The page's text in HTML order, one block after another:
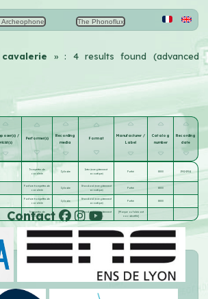
Archeophone The Phonoflux
» : 4 results found (advanced
/
Performer(s)
Recording
media
Format
Manufacturer /
Label
Catalog
number
Recording
date
Trompettes de
cavalerie
Cylindre
Inter (enregistrement
acoustique)
Pathé 1902-1904
Fanfare trompettes de
cavalerie
Cylindre
Standard (enregistrement
acoustique)
Pathé
Fanfare trompettes de
cavalerie
Cylindre
Standard (enregistrement
acoustique)
Pathé
Trompettes de
cavalerie
Cylindre
Standard (enregistrement
acoustique)
[Marque ou fabricant
non identifié]
Contact